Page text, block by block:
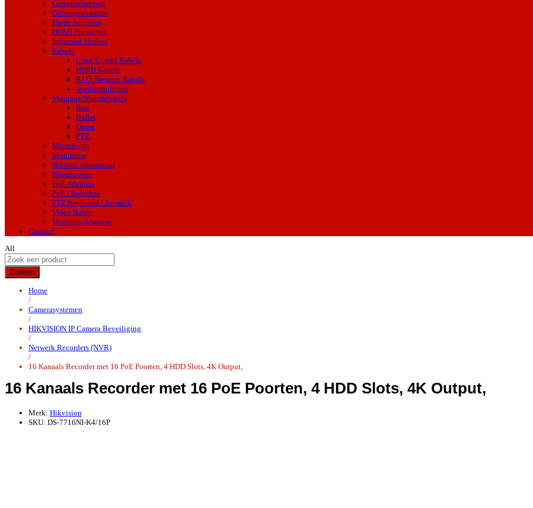
Gereedschappen
Geheugenkaarten
Harde Schijven
HDMI Producten
Infrarood Stralers
Kabels
Coax/Combi Kabels
HDMI Kabels
RJ45 Netwerk Kabels
Voedingsplitters
Montage/Muurbeugels
Box
Bullet
Dome
PTZ
Microfoons
Monitoren
Netwerk apparatuur
Noodstroom
PoE Adapters
PoE / Switches
PTZ Keyboard / Joystick
Video Balun
Voedings Adapters
Contact
All
Zoeken
Home
/
Camerasystemen
/
HIKVISION IP Camera Beveiliging
/
Netwerk Recorders (NVR)
/
16 Kanaals Recorder met 16 PoE Poorten, 4 HDD Slots, 4K Output,
16 Kanaals Recorder met 16 PoE Poorten, 4 HDD Slots, 4K Output,
Merk: Hikvision
SKU: DS-7716NI-K4/16P